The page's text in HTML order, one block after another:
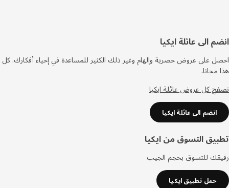
الى عائلة ايكيا
على عروض حصرية وإلهام وغير ذلك الكثير للمساعدة في إحياء أفكارك. كل
كل عروض عائلة ايكيا
انضم الى عائلة ايكيا
التسوق من ايكيا
للتسوق بحجم الجيب
حمل تطبيق ايكيا